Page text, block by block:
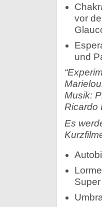
vor
und
Musik:
Ricardo
Es